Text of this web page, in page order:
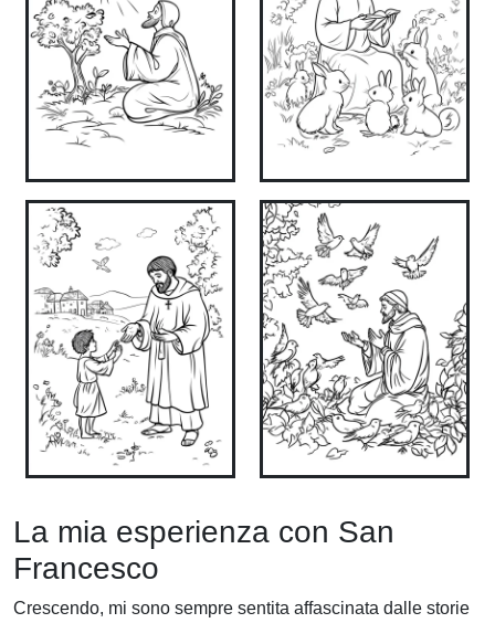
La mia esperienza con San
Francesco
Crescendo, mi sono sempre sentita affascinata dalle storie